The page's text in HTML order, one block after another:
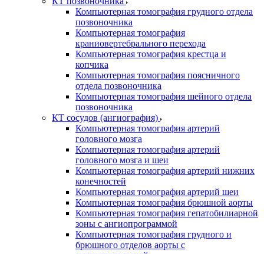
Компьютерная томография грудного отдела
позвоночника
Компьютерная томография
краниовертебрального перехода
Компьютерная томография крестца и
копчика
Компьютерная томография поясничного
отдела позвоночника
Компьютерная томография шейного отдела
позвоночника
КТ сосудов (ангиография)
Компьютерная томография артерий
головного мозга
Компьютерная томография артерий
головного мозга и шеи
Компьютерная томография артерий нижних
конечностей
Компьютерная томография артерий шеи
Компьютерная томография брюшной аорты
Компьютерная томография гепатобилиарной
зоны с ангиопрограммой
Компьютерная томография грудного и
брюшного отделов аорты с